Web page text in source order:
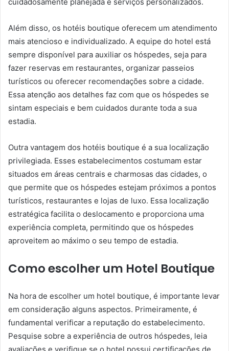
Além disso, os hotéis boutique oferecem um atendimento
mais atencioso e individualizado. A equipe do hotel está
sempre disponível para auxiliar os hóspedes, seja para
fazer reservas em restaurantes, organizar passeios
turísticos ou oferecer recomendações sobre a cidade.
Essa atenção aos detalhes faz com que os hóspedes se
sintam especiais e bem cuidados durante toda a sua
estadia.
Outra vantagem dos hotéis boutique é a sua localização
privilegiada. Esses estabelecimentos costumam estar
situados em áreas centrais e charmosas das cidades, o
que permite que os hóspedes estejam próximos a pontos
turísticos, restaurantes e lojas de luxo. Essa localização
estratégica facilita o deslocamento e proporciona uma
experiência completa, permitindo que os hóspedes
aproveitem ao máximo o seu tempo de estadia.
Como escolher um Hotel Boutique
Na hora de escolher um hotel boutique, é importante levar
em consideração alguns aspectos. Primeiramente, é
fundamental verificar a reputação do estabelecimento.
Pesquise sobre a experiência de outros hóspedes, leia